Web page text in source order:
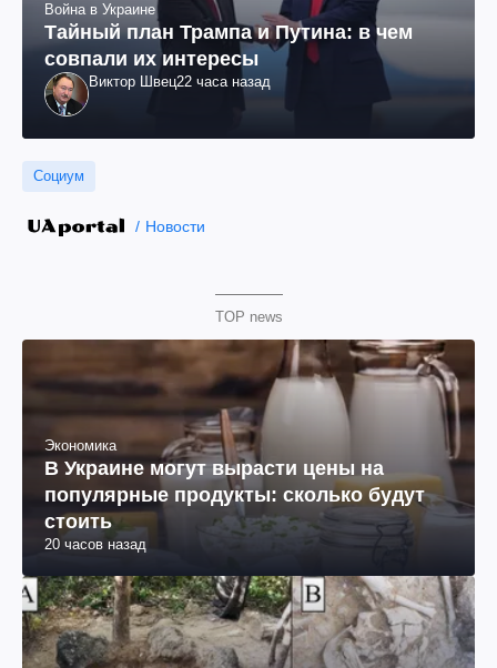
Война в Украине
Тайный план Трампа и Путина: в чем
совпали их интересы
Виктор Швец22 часа назад
Социум
Новости
TOP news
Экономика
В Украине могут вырасти цены на
популярные продукты: сколько будут
стоить
20 часов назад